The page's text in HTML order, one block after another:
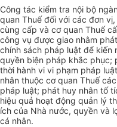
Công tác kiểm tra nội bộ
quan Thuế đối với các đơn
cùng cấp và cơ quan Thuế
công vụ được giao nhằm
chính sách pháp luật để kiến
quyền biện pháp khắc phục;
thời hành vi vi phạm pháp
nhân thuộc cơ quan Thuế
pháp luật; phát huy nhân tố
hiệu quả hoạt động quản lý
ích của Nhà nước, quyền và
cá nhân.